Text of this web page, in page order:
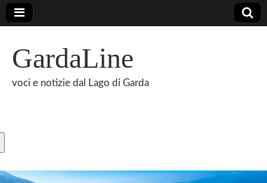
GardaLine
voci e notizie dal Lago di Garda